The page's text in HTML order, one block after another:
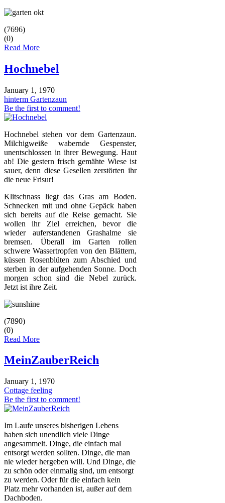
(7696)
(0)
Read More
Hochnebel
January 1, 1970
hinterm Gartenzaun
Be the first to comment!
Hochnebel stehen vor dem Gartenzaun.
Milchigweiße wabernde Gespenster,
unentschlossen in ihrer Bewegung. Haut
ab! Die gestern frisch gemähte Wiese ist
sauer, denn diese Gesellen zerstörten ihr
die neue Frisur!
Klitschnass liegt das Gras am Boden.
Schnecken mit und ohne Gepäck haben
sich bereits auf die Reise gemacht. Sie
wollen ihr Ziel erreichen, bevor die
wieder auferstandenen Grashalme sie
bremsen. Überall im Garten rollen
schwere Wassertropfen von den Blättern,
küssen Rosenblüten zum Abschied und
sterben in der aufgehenden Sonne. Doch
morgen schon sind die Nebel zurück.
Jetzt ist ihre Zeit.
(7890)
(0)
Read More
MeinZauberReich
January 1, 1970
Cottage feeling
Be the first to comment!
Im Laufe unseres bisherigen Lebens
haben sich unendlich viele Dinge
angesammelt. Dinge, die einfach mal
entsorgt werden sollten. Dinge, die man
nie wieder hergeben will. Und Dinge, die
zu schön oder einmalig sind, um entsorgt
zu werden. Oder für die einfach kein
Platz mehr vorhanden ist, außer auf dem
Dachboden.